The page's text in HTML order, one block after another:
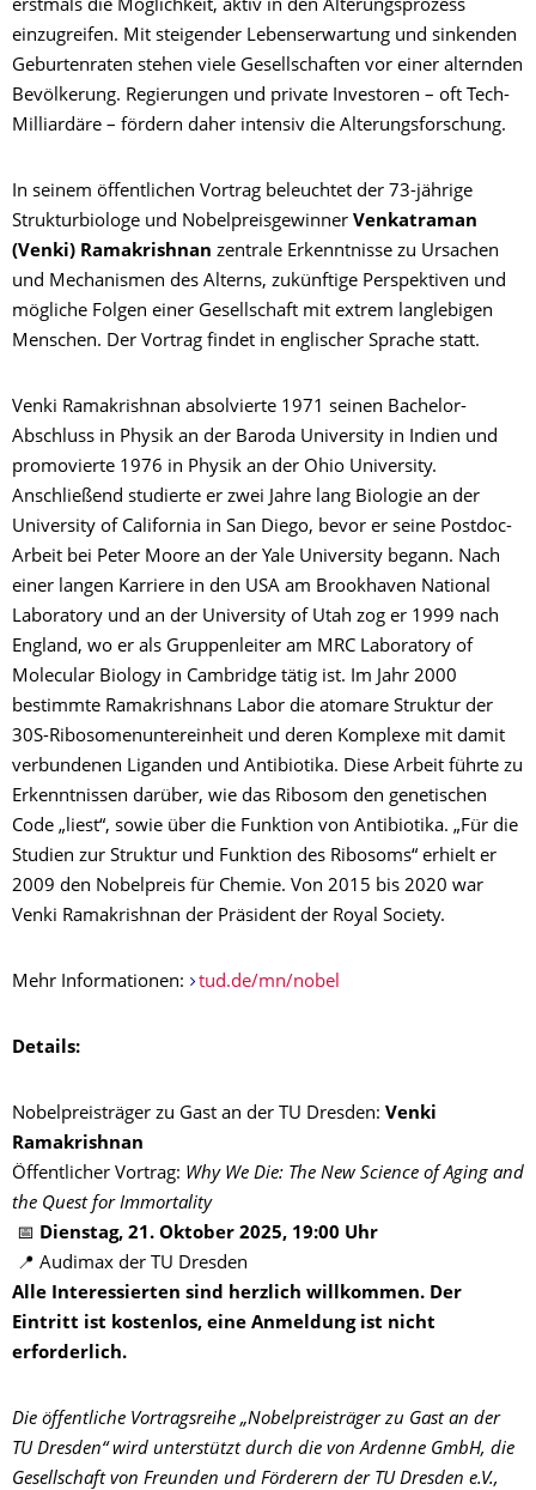
erstmals die Möglichkeit, aktiv in den Alterungsprozess
einzugreifen. Mit steigender Lebenserwartung und sinkenden
Geburtenraten stehen viele Gesellschaften vor einer alternden
Bevölkerung. Regierungen und private Investoren – oft Tech-
Milliardäre – fördern daher intensiv die Alterungsforschung.
In seinem öffentlichen Vortrag beleuchtet der 73-jährige
Strukturbiologe und Nobelpreisgewinner Venkatraman
(Venki) Ramakrishnan zentrale Erkenntnisse zu Ursachen
und Mechanismen des Alterns, zukünftige Perspektiven und
mögliche Folgen einer Gesellschaft mit extrem langlebigen
Menschen. Der Vortrag findet in englischer Sprache statt.
Venki Ramakrishnan absolvierte 1971 seinen Bachelor-
Abschluss in Physik an der Baroda University in Indien und
promovierte 1976 in Physik an der Ohio University.
Anschließend studierte er zwei Jahre lang Biologie an der
University of California in San Diego, bevor er seine Postdoc-
Arbeit bei Peter Moore an der Yale University begann. Nach
einer langen Karriere in den USA am Brookhaven National
Laboratory und an der University of Utah zog er 1999 nach
England, wo er als Gruppenleiter am MRC Laboratory of
Molecular Biology in Cambridge tätig ist. Im Jahr 2000
bestimmte Ramakrishnans Labor die atomare Struktur der
30S-Ribosomenuntereinheit und deren Komplexe mit damit
verbundenen Liganden und Antibiotika. Diese Arbeit führte zu
Erkenntnissen darüber, wie das Ribosom den genetischen
Code „liest“, sowie über die Funktion von Antibiotika. „Für die
Studien zur Struktur und Funktion des Ribosoms“ erhielt er
2009 den Nobelpreis für Chemie. Von 2015 bis 2020 war
Venki Ramakrishnan der Präsident der Royal Society.
Mehr Informationen: tud.de/mn/nobel
Details:
Nobelpreisträger zu Gast an der TU Dresden: Venki
Ramakrishnan
Öffentlicher Vortrag: Why We Die: The New Science of Aging and
the Quest for Immortality
📅 Dienstag, 21. Oktober 2025, 19:00 Uhr
📍 Audimax der TU Dresden
Alle Interessierten sind herzlich willkommen. Der
Eintritt ist kostenlos, eine Anmeldung ist nicht
erforderlich.
Die öffentliche Vortragsreihe „Nobelpreisträger zu Gast an der
TU Dresden“ wird unterstützt durch die von Ardenne GmbH, die
Gesellschaft von Freunden und Förderern der TU Dresden e.V.,